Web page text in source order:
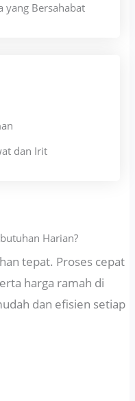
yang Bersahabat
dan Irit
Harian?
tepat. Proses cepat
harga ramah di
dan efisien setiap